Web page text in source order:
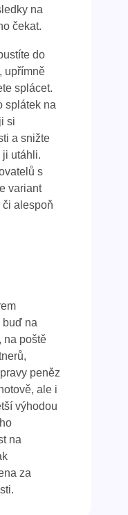
na
čekat.
do
upřímně
splácet.
splátek na
si
a snižte
ji utáhli.
s
variant
alespoň
buď na
na poště
peněz
ale i
výhodou
na
za